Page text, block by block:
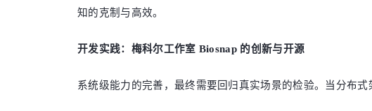
知的克制与高效。
开发实践：梅科尔工作室 Biosnap 的创新与开源
系统级能力的完善，最终需要回归真实场景的检验。当分布